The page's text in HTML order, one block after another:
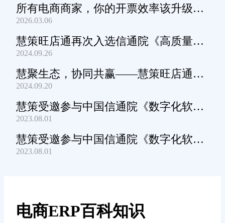
斤少两，比如不支持多平台订单
接入，或者数据统计不准确。用
起来反而更折腾，不如选旺店通
这种功能全的。
别忽视员工培训
系统再好用，员工不会用也
教程和客服支持，福州企业用起
别忘了数据安全
所有电商商家，你的开票效率该升级
了！
2026.03.06
慧策旺店通再次入选信通院《高质量数
字化转型产品及服务全景图》
2024.09.26
慧聚生态，协同共赢——慧策旺店通生
态交流会深圳站圆满举办
2024.09.20
慧策受邀参与中国信通院《数字化软件
产品及服务能力》规范编制工作
2023.08.01
慧策受邀参与中国信通院《数字化软件
产品及服务能力》规范编制工作
2023.08.01
电商ERP百科知识